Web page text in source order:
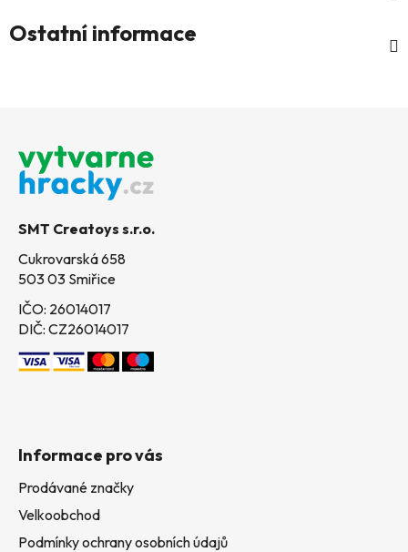
Ostatní informace
SMT Creatoys s.r.o.
Cukrovarská 658
503 03 Smiřice
IČO: 26014017
DIČ: CZ26014017
Informace pro vás
Prodávané značky
Velkoobchod
Podmínky ochrany osobních údajů